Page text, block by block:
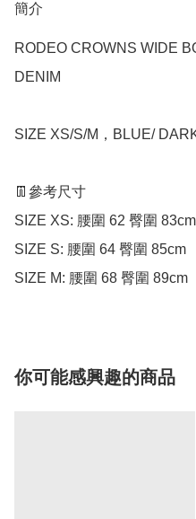
簡介
RODEO CROWNS WIDE
DENIM
SIZE XS/S/M，BLUE/
👖參考尺寸
SIZE XS: 腰圍 62 臀圍 83cm
SIZE S: 腰圍 64 臀圍 85cm
SIZE M: 腰圍 68 臀圍 89cm
你可能感興趣的商品